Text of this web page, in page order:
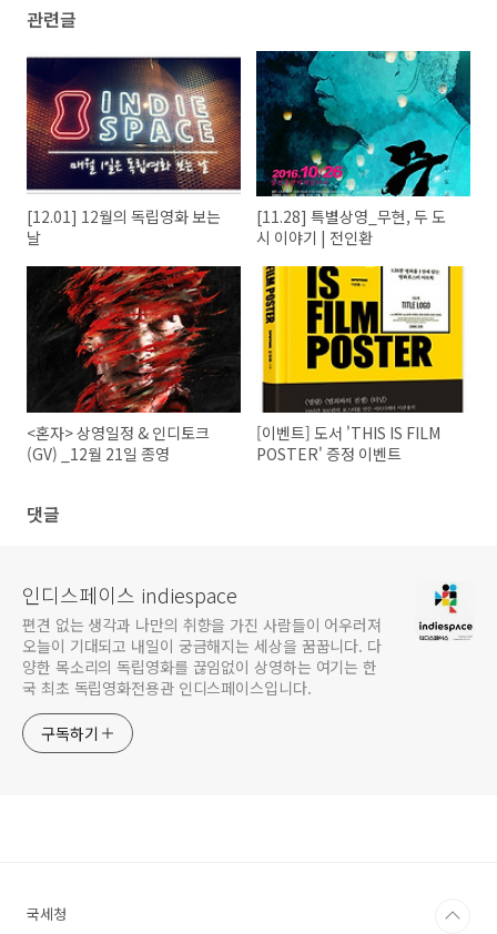
관련글
[12.01] 12월의 독립영화 보는
날
[11.28] 특별상영_무현, 두 도
시 이야기 | 전인환
<혼자> 상영일정 & 인디토크
(GV) _12월 21일 종영
[이벤트] 도서 'THIS IS FILM
POSTER' 증정 이벤트
댓글
인디스페이스 indiespace
편견 없는 생각과 나만의 취향을 가진 사람들이 어우러져
오늘이 기대되고 내일이 궁금해지는 세상을 꿈꿉니다. 다
양한 목소리의 독립영화를 끊임없이 상영하는 여기는 한
국 최초 독립영화전용관 인디스페이스입니다.
구독하기
국세청